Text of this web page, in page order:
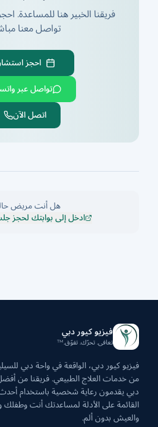
فريقنا الخبير هنا للمساعدة.
تواصل معنا
احجز
تواصل عبر
اتصل الآن
هل أنت مريض
ادخل إلى بوابتك لحجز
فيزيو كيور دبي
تعافى. تحرّك. تفوّق.™
فيزيو كيور دبي، الواقعة في واحة دبي
من خدمات العلاج الطبيعي. فريقنا من
دبي يقدمون رعاية شخصية باستخدام
القائمة على الأدلة لمساعدتك أنت وطفلك
والعيش بدون ألم.